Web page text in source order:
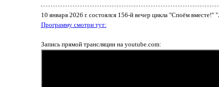
10 января 2026 г. состоялся 156-й вечер цикла "Споём
Программу смотри тут:
Запись прямой трансляции на youtube.com: